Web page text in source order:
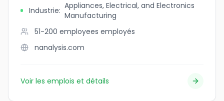
Industrie: Appliances, Electrical, and Electronics
Manufacturing
51-200 employees employés
nanalysis.com
Voir les emplois et détails